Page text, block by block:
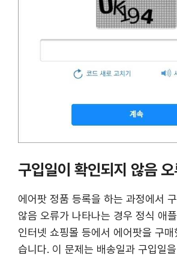
구입일이 확인되지 않음
에어팟 정품 등록을 하는 과정에서
않음 오류가 나타나는 경우 정식 애
인터넷 쇼핑몰 등에서 에어팟을 구
습니다. 이 문제는 배송일과 구입일